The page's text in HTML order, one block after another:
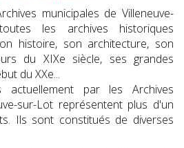
municipales de Villeneuve-
les archives historiques
histoire, son architecture, son
du XIXe siècle, ses grandes
du XXe...
actuellement par les Archives
sur-Lot représentent plus d'un
Ils sont constitués de diverses